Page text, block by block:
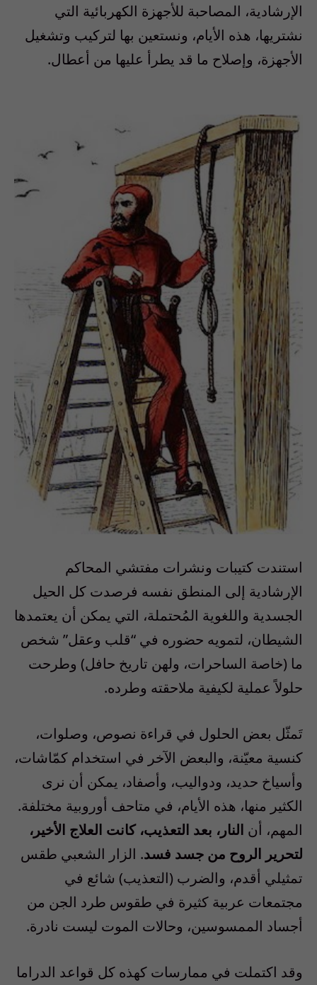
الإرشادية، المصاحبة للأجهزة الكهربائية التي
نشتريها، هذه الأيام، ونستعين بها لتركيب وتشغيل
الأجهزة، وإصلاح ما قد يطرأ عليها من أعطال.
استندت كتيبات ونشرات مفتشي المحاكم
الإرشادية إلى المنطق نفسه فرصدت كل الحيل
الجسدية واللغوية المُحتملة، التي يمكن أن يعتمدها
الشيطان، لتمويه حضوره في “قلب وعقل” شخص
ما (خاصة الساحرات، ولهن تاريخ حافل) وطرحت
حلولاً عملية لكيفية ملاحقته وطرده.
تَمثّل بعض الحلول في قراءة نصوص، وصلوات،
كنسية معيّنة، والبعض الآخر في استخدام كمّاشات،
وأسياخ حديد، ودواليب، وأصفاد، يمكن أن نرى
الكثير منها، هذه الأيام، في متاحف أوروبية مختلفة.
المهم، أن النار، بعد التعذيب، كانت العلاج الأخير،
لتحرير الروح من جسد فسد. الزار الشعبي طقس
تمثيلي أقدم، والضرب (التعذيب) شائع في
مجتمعات عربية كثيرة في طقوس طرد الجن من
أجساد الممسوسين، وحالات الموت ليست نادرة.
وقد اكتملت في ممارسات كهذه كل قواعد الدراما